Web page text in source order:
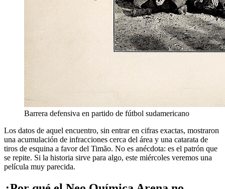
Barrera defensiva en partido de fútbol sudamericano
Los datos de aquel encuentro, sin entrar en cifras exactas, mostraron
una acumulación de infracciones cerca del área y una catarata de
tiros de esquina a favor del Timão. No es anécdota: es el patrón que
se repite. Si la historia sirve para algo, este miércoles veremos una
película muy parecida.